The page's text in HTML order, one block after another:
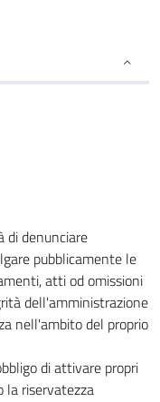
di denunciare
pubblicamente le
atti od omissioni
dell'amministrazione
nell'ambito del proprio
di attivare propri
la riservatezza